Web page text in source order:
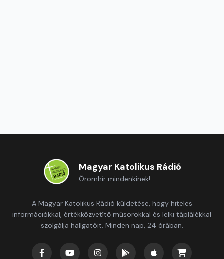
Magyar Katolikus Rádió
Örömhír mindenkinek!
A Magyar Katolikus Rádió küldetése, hogy hiteles
információkkal, értékközvetítő műsorokkal és lelki táplálékkal
szolgálja hallgatóit. Minden nap, 24 órában.